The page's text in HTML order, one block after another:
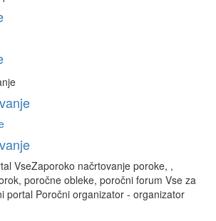
VseZaporoko načrtovanje poroke, ,
poročne obleke, poročni forum Vse za
portal Poročni organizator - organizator